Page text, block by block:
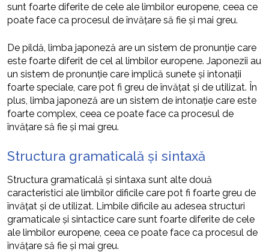
sunt foarte diferite de cele ale limbilor europene, ceea ce
poate face ca procesul de învățare să fie și mai greu.
De pildă, limba japoneză are un sistem de pronunție care
este foarte diferit de cel al limbilor europene. Japonezii au
un sistem de pronunție care implică sunete și intonații
foarte speciale, care pot fi greu de învățat și de utilizat. În
plus, limba japoneză are un sistem de intonație care este
foarte complex, ceea ce poate face ca procesul de
învățare să fie și mai greu.
Structura gramaticală și sintaxă
Structura gramaticală și sintaxa sunt alte două
caracteristici ale limbilor dificile care pot fi foarte greu de
învățat și de utilizat. Limbile dificile au adesea structuri
gramaticale și sintactice care sunt foarte diferite de cele
ale limbilor europene, ceea ce poate face ca procesul de
învățare să fie și mai greu.